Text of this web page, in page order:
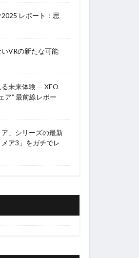
レポート：思
VRの新たな可能
る未来体験 — XEO
ア” 最前線レポー
ア」シリーズの最新
ア3」をガチでレ